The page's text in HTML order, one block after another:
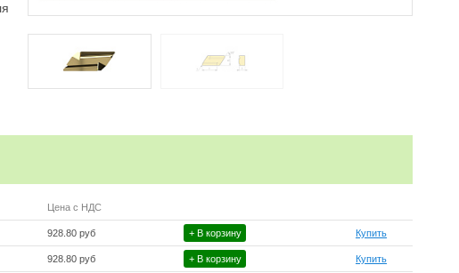
Цена с НДС
928.80 руб + В корзину Купить
928.80 руб + В корзину Купить